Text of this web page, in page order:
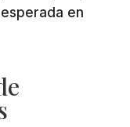
esperada en